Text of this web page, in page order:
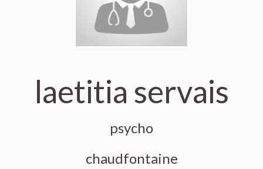
laetitia servais
psycho
chaudfontaine